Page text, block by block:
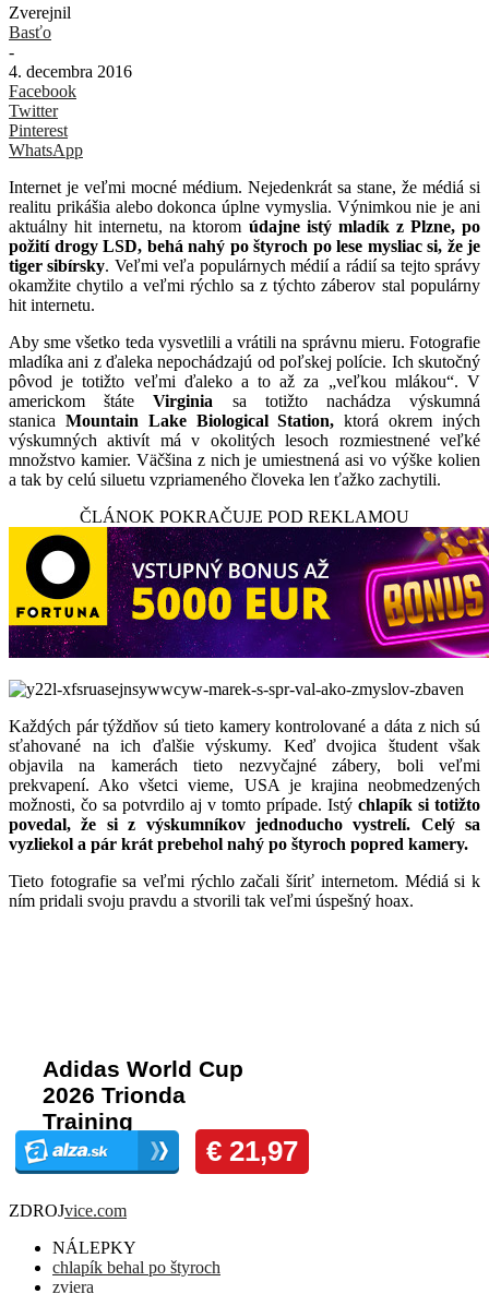
Zverejnil
Basťo
-
4. decembra 2016
Facebook
Twitter
Pinterest
WhatsApp
Internet je veľmi mocné médium. Nejedenkrát sa stane, že médiá si
realitu prikášia alebo dokonca úplne vymyslia. Výnimkou nie je ani
aktuálny hit internetu, na ktorom údajne istý mladík z Plzne, po
požití drogy LSD, behá nahý po štyroch po lese mysliac si, že je
tiger sibírsky. Veľmi veľa populárnych médií a rádií sa tejto správy
okamžite chytilo a veľmi rýchlo sa z týchto záberov stal populárny
hit internetu.
Aby sme všetko teda vysvetlili a vrátili na správnu mieru. Fotografie
mladíka ani z ďaleka nepochádzajú od poľskej polície. Ich skutočný
pôvod je totižto veľmi ďaleko a to až za „veľkou mlákou“. V
americkom štáteVirginia sa totižto nachádza výskumná
stanica Mountain Lake Biological Station,ktorá okrem iných
výskumných aktivít má v okolitých lesoch rozmiestnené veľké
množstvo kamier. Väčšina z nich je umiestnená asi vo výške kolien
a tak by celú siluetu vzpriameného človeka len ťažko zachytili.
ČLÁNOK POKRAČUJE POD REKLAMOU
Každých pár týždňov sú tieto kamery kontrolované a dáta z nich sú
sťahované na ich ďalšie výskumy. Keď dvojica študent však
objavila na kamerách tieto nezvyčajné zábery, boli veľmi
prekvapení. Ako všetci vieme, USA je krajina neobmedzených
možnosti, čo sa potvrdilo aj v tomto prípade. Istý chlapík si totižto
povedal, že si z výskumníkov jednoducho vystrelí. Celý sa
vyzliekol a pár krát prebehol nahý po štyroch popred kamery.
Tieto fotografie sa veľmi rýchlo začali šíriť internetom. Médiá si k
ním pridali svoju pravdu a stvorili tak veľmi úspešný hoax.
ZDROJvice.com
NÁLEPKY
chlapík behal po štyroch
zviera